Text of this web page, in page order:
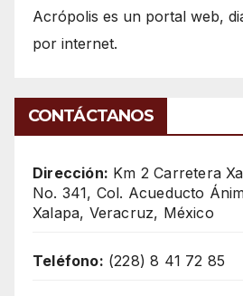
Acrópolis es un portal web,
por internet.
CONTÁCTANOS
Dirección: Km 2 Carretera
No. 341, Col. Acueducto
Xalapa, Veracruz, México
Teléfono: (228) 8 41 72 85